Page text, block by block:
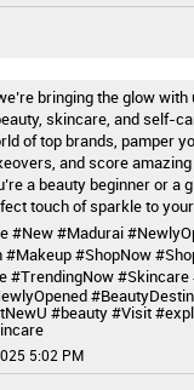
bringing the glow with
skincare, and self-
of top brands, pamper
and score
a beauty beginner or a
touch of sparkle to
#New #Madurai
#ShopNow
#TrendingNow #Skincare
#beauty#Visit
5:02 PM